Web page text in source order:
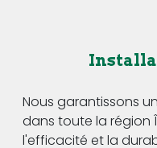
Nous garantissons
dans toute la région
l'efficacité et la